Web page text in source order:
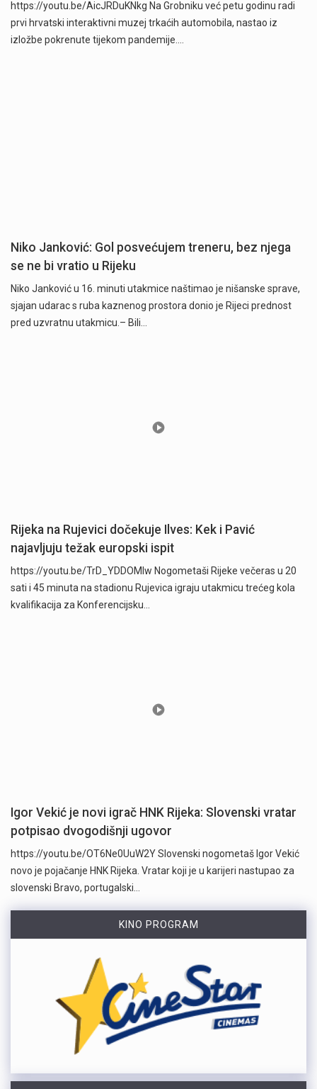
https://youtu.be/AicJRDuKNkg Na Grobniku već petu godinu radi
prvi hrvatski interaktivni muzej trkaćih automobila, nastao iz
izložbe pokrenute tijekom pandemije.…
Niko Janković: Gol posvećujem treneru, bez njega
se ne bi vratio u Rijeku
Niko Janković u 16. minuti utakmice naštimao je nišanske sprave,
sjajan udarac s ruba kaznenog prostora donio je Rijeci prednost
pred uzvratnu utakmicu.– Bili…
Rijeka na Rujevici dočekuje Ilves: Kek i Pavić
najavljuju težak europski ispit
https://youtu.be/TrD_YDDOMIw Nogometaši Rijeke večeras u 20
sati i 45 minuta na stadionu Rujevica igraju utakmicu trećeg kola
kvalifikacija za Konferencijsku…
Igor Vekić je novi igrač HNK Rijeka: Slovenski vratar
potpisao dvogodišnji ugovor
https://youtu.be/OT6Ne0UuW2Y Slovenski nogometaš Igor Vekić
novo je pojačanje HNK Rijeka. Vratar koji je u karijeri nastupao za
slovenski Bravo, portugalski…
KINO PROGRAM